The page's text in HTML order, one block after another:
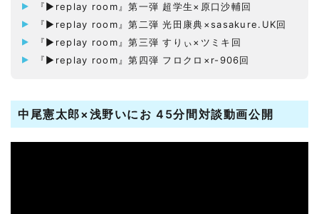
『▶︎replay room』第一弾 超学生×原口沙輔回
『▶︎replay room』第二弾 光田康典×sasakure.UK回
『▶︎replay room』第三弾 すりぃ×ツミキ回
『▶︎replay room』第四弾 フロクロ×r-906回
中尾憲太郎×浅野いにお 45分間対談動画公開